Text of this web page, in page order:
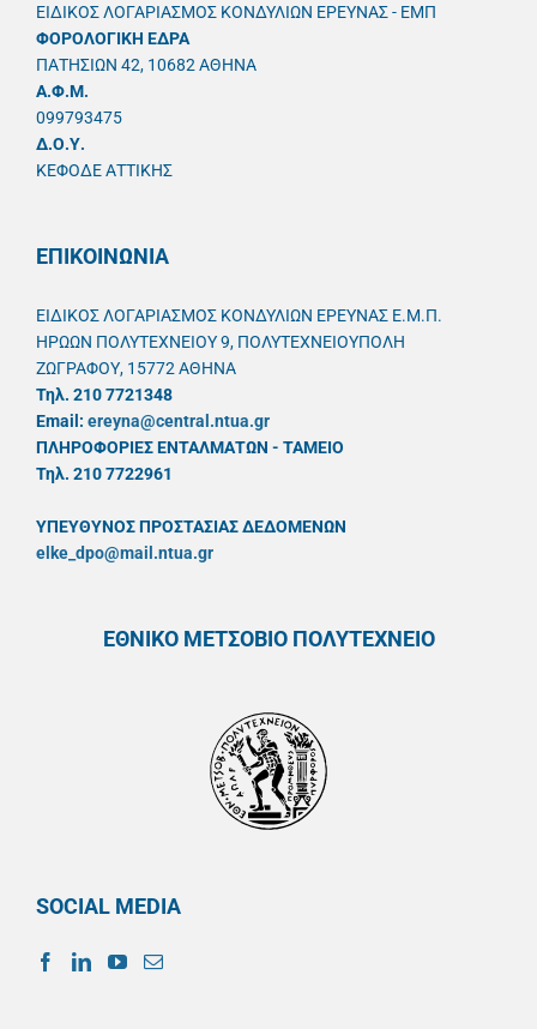
ΕΙΔΙΚΟΣ ΛΟΓΑΡΙΑΣΜΟΣ ΚΟΝΔΥΛΙΩΝ ΕΡΕΥΝΑΣ - ΕΜΠ
ΦΟΡΟΛΟΓΙΚΗ ΕΔΡΑ
ΠΑΤΗΣΙΩΝ 42, 10682 ΑΘΗΝΑ
A.Φ.Μ.
099793475
Δ.Ο.Υ.
ΚΕΦΟΔΕ ΑΤΤΙΚΗΣ
ΕΠΙΚΟΙΝΩΝΙΑ
ΕΙΔΙΚΟΣ ΛΟΓΑΡΙΑΣΜΟΣ ΚΟΝΔΥΛΙΩΝ ΕΡΕΥΝΑΣ Ε.Μ.Π.
ΗΡΩΩΝ ΠΟΛΥΤΕΧΝΕΙΟΥ 9, ΠΟΛΥΤΕΧΝΕΙΟΥΠΟΛΗ
ΖΩΓΡΑΦΟΥ, 15772 ΑΘΗΝΑ
Τηλ. 210 7721348
Email: ereyna@central.ntua.gr
ΠΛΗΡΟΦΟΡΙΕΣ ΕΝΤΑΛΜΑΤΩΝ - ΤΑΜΕΙΟ
Τηλ. 210 7722961
ΥΠΕΥΘYΝΟΣ ΠΡΟΣΤΑΣΙΑΣ ΔΕΔΟΜΕΝΩΝ
elke_dpo@mail.ntua.gr
ΕΘΝΙΚΟ ΜΕΤΣΟΒΙΟ ΠΟΛΥΤΕΧΝΕΙΟ
SOCIAL MEDIA